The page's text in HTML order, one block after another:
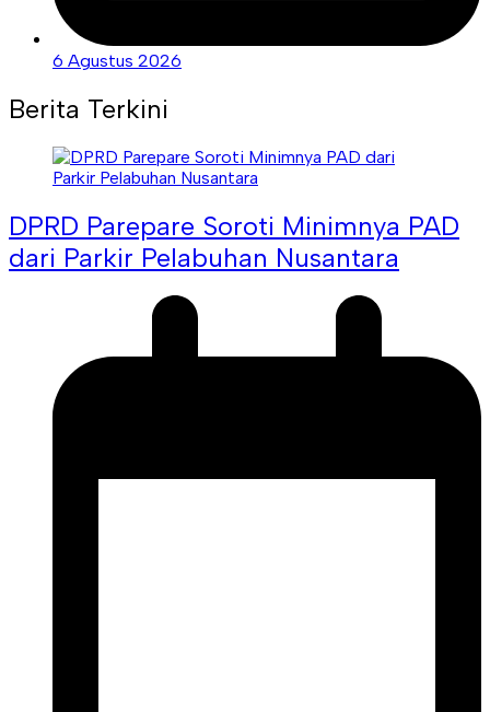
6 Agustus 2026
Berita Terkini
DPRD Parepare Soroti Minimnya PAD
dari Parkir Pelabuhan Nusantara